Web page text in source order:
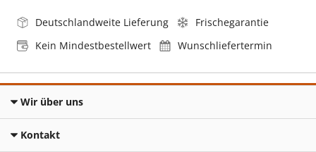
Deutschlandweite Lieferung
Frischegarantie
Kein Mindestbestellwert
Wunschliefertermin
Wir über uns
Kontakt